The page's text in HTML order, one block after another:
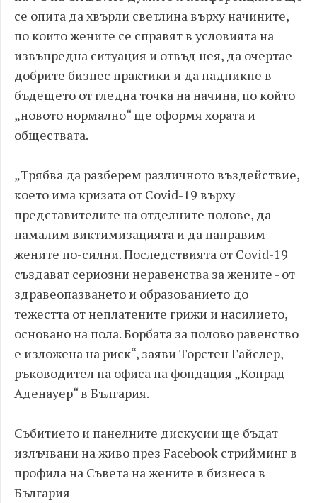
се опита да хвърли светлина върху начините,
по които жените се справят в условията на
извънредна ситуация и отвъд нея, да очертае
добрите бизнес практики и да надникне в
бъдещето от гледна точка на начина, по който
„новото нормално“ ще оформя хората и
обществата.
„Трябва да разберем различното въздействие,
което има кризата от Covid-19 върху
представителите на отделните полове, да
намалим виктимизацията и да направим
жените по-силни. Последствията от Covid-19
създават сериозни неравенства за жените - от
здравеопазването и образованието до
тежестта от неплатените грижи и насилието,
основано на пола. Борбата за полово равенство
е изложена на риск“, заяви Торстен Гайслер,
ръководител на офиса на фондация „Конрад
Аденауер“ в България.
Събитието и панелните дискусии ще бъдат
излъчвани на живо през Facebook стрийминг в
профила на Съвета на жените в бизнеса в
България -